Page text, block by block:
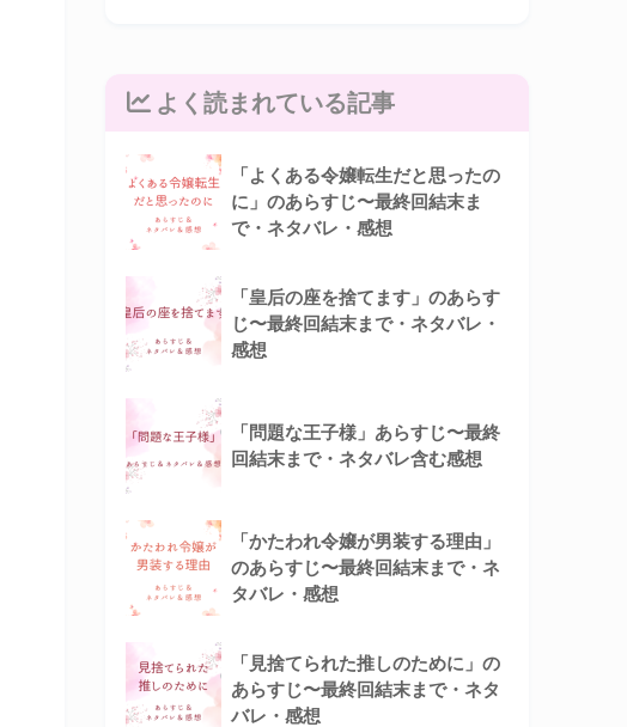
よく読まれている記事
「よくある令嬢転生だと思ったの
に」のあらすじ〜最終回結末ま
で・ネタバレ・感想
「皇后の座を捨てます」のあらす
じ〜最終回結末まで・ネタバレ・
感想
「問題な王子様」あらすじ〜最終
回結末まで・ネタバレ含む感想
「かたわれ令嬢が男装する理由」
のあらすじ〜最終回結末まで・ネ
タバレ・感想
「見捨てられた推しのために」の
あらすじ〜最終回結末まで・ネタ
バレ・感想